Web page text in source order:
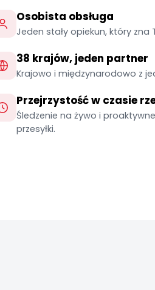
Osobista obsługa
Jeden stały opiekun, który
38 krajów, jeden partner
Krajowo i międzynarodowo z
Przejrzystość w czasie
Śledzenie na żywo i
przesyłki.